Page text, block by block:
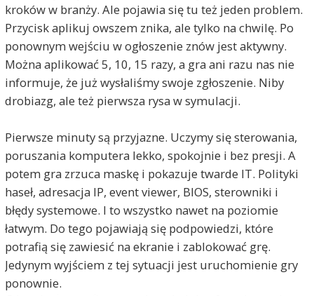
kroków w branży. Ale pojawia się tu też jeden problem.
Przycisk aplikuj owszem znika, ale tylko na chwilę. Po
ponownym wejściu w ogłoszenie znów jest aktywny.
Można aplikować 5, 10, 15 razy, a gra ani razu nas nie
informuje, że już wysłaliśmy swoje zgłoszenie. Niby
drobiazg, ale też pierwsza rysa w symulacji.
Pierwsze minuty są przyjazne. Uczymy się sterowania,
poruszania komputera lekko, spokojnie i bez presji. A
potem gra zrzuca maskę i pokazuje twarde IT. Polityki
haseł, adresacja IP, event viewer, BIOS, sterowniki i
błędy systemowe. I to wszystko nawet na poziomie
łatwym. Do tego pojawiają się podpowiedzi, które
potrafią się zawiesić na ekranie i zablokować grę.
Jedynym wyjściem z tej sytuacji jest uruchomienie gry
ponownie.